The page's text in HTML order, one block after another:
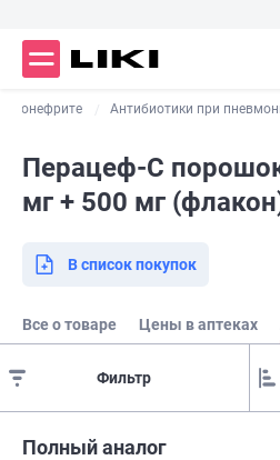
Антибиотики при
Перацеф-С
мг + 500 мг
В список покупок
Все о товаре Цены в аптеках
Фильтр
Полный аналог